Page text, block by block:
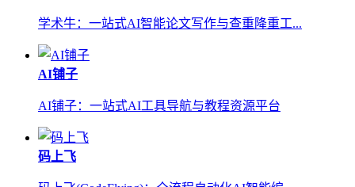
学术牛：一站式AI智能论文写作与查重降重工...
AI铺子
AI铺子：一站式AI工具导航与教程资源平台
码上飞